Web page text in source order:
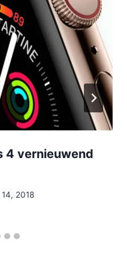
4 vernieuwend
2018